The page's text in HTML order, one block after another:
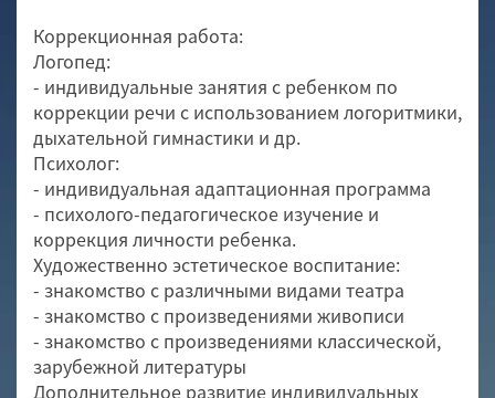
Коррекционная работа:
Логопед:
- индивидуальные занятия с ребенком по
коррекции речи с использованием логоритмики,
дыхательной гимнастики и др.
Психолог:
- индивидуальная адаптационная программа
- психолого-педагогическое изучение и
коррекция личности ребенка.
Художественно эстетическое воспитание:
- знакомство с различными видами театра
- знакомство с произведениями живописи
- знакомство с произведениями классической,
зарубежной литературы
Дополнительное развитие индивидуальных